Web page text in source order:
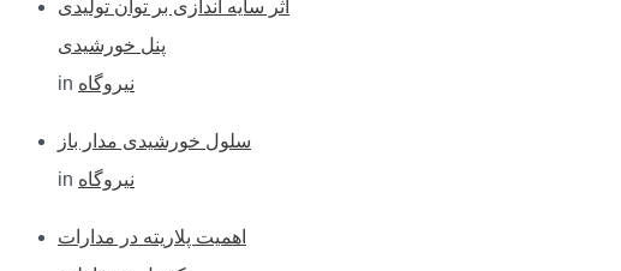
اثر سایه اندازی بر توان تولیدی
پنل خورشیدی
in نیروگاه
سلول خورشیدی مدار باز
in نیروگاه
اهمیت پلاریته در مدارات